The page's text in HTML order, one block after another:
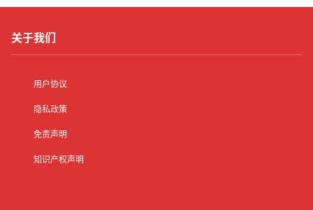
关于我们
用户协议
隐私政策
免责声明
知识产权声明